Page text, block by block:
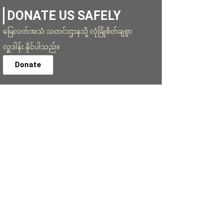
DONATE US SAFELY
မြေလတ်အသံ သတင်းဌာနသို့ လုံခြုံစိတ်ချစွာ
လှူဒါန်း နိုင်ပါသည်။
Donate